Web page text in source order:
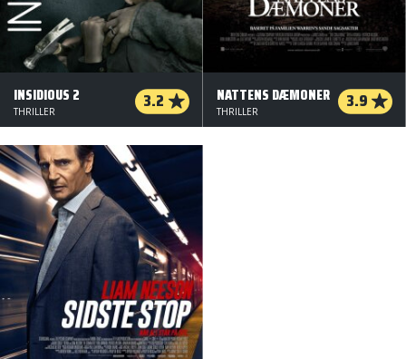
INSIDIOUS 2 3.2
THRILLER
NATTENS DÆMONER 3.9
THRILLER